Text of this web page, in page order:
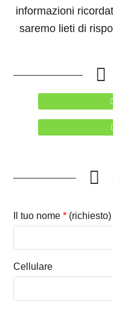
informazioni
saremo lieti di
Il tuo nome* (richiesto)
Cellulare